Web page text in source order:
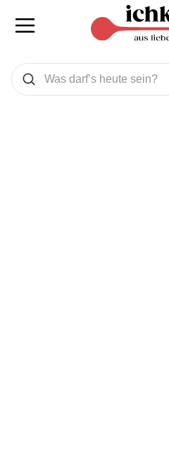
Was wollen Sie suchen
Suchen